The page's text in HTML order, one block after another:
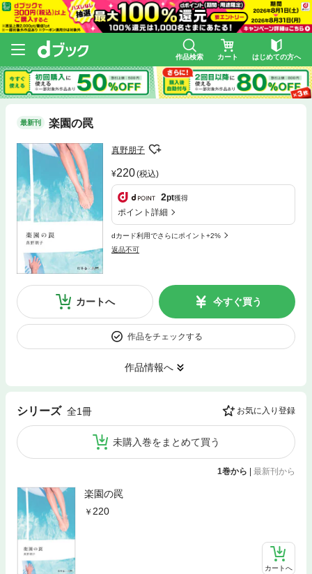
作品検索 カート はじめての方へ
最新刊 楽園の罠
真野朋子
220(税込)
2pt獲得
ポイント詳細
dカード利用でさらにポイント+2%
返品不可
カートへ 今すぐ買う
作品をチェックする
作品情報へ
シリーズ 全1冊 お気に入り登録
未購入巻をまとめて買う
1巻から 最新刊から
楽園の罠
220
カートへ